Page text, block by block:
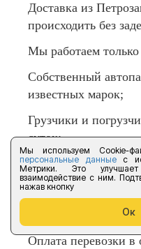
Мы используем Cookie-
персональные данныес
Метрики. Это
взаимодействие с ним.
нажав кнопку
Ок
Доставка из
происходить без
Мы работаем
Собственный
известных марок;
Грузчики и
суток;
Круглосуточная
Возврат
Связь с водителем 24
Оплата перевозки в